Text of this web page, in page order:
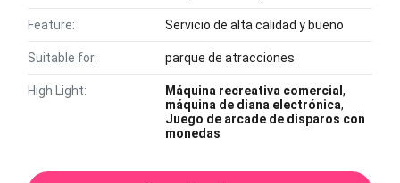
Feature: Servicio de alta calidad y bueno
Suitable for: parque de atracciones
High Light: Máquina recreativa comercial,
máquina de diana electrónica,
Juego de arcade de disparos con
monedas